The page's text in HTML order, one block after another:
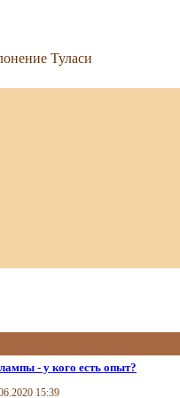
Туласи
- у кого есть опыт?
15:39